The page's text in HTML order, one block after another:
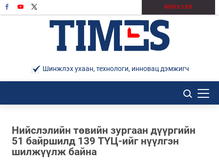
Шинжлэх ухаан, технологи, инновац дэмжигч
Нийслэлийн төвийн зургаан дүүргийн
51 байршилд 139 ТҮЦ-ийг нүүлгэн
шилжүүлж байна